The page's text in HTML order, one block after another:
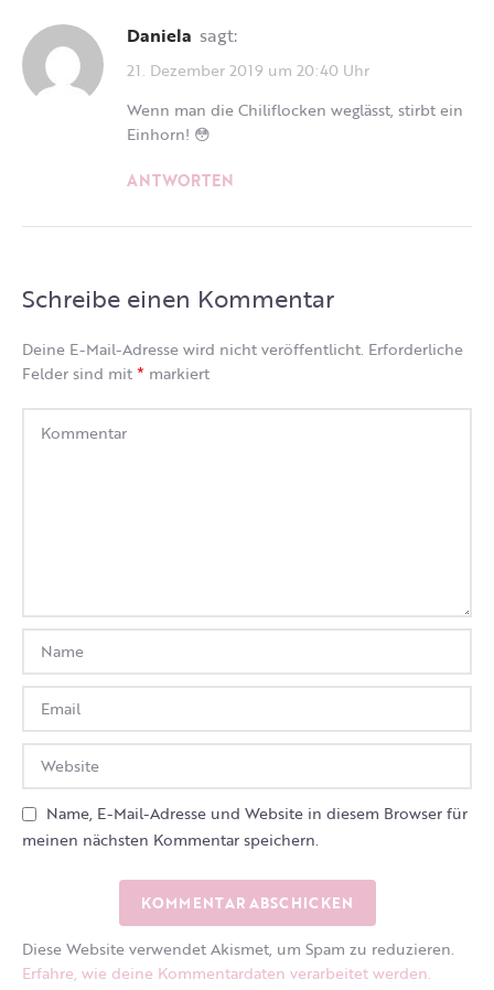
Daniela sagt:
21. Dezember 2019 um 20:40 Uhr
Wenn man die Chiliflocken weglässt, stirbt ein
Einhorn! 😳
ANTWORTEN
Schreibe einen Kommentar
Deine E-Mail-Adresse wird nicht veröffentlicht. Erforderliche
Felder sind mit* markiert
Name, E-Mail-Adresse und Website in diesem Browser für
meinen nächsten Kommentar speichern.
Diese Website verwendet Akismet, um Spam zu reduzieren.
Erfahre, wie deine Kommentardaten verarbeitet werden.